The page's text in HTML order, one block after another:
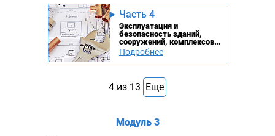
Часть 4
Эксплуатация и
безопасность зданий,
сооружений, комплексов и
территорий
Подробнее
4 из 13 Еще
Модуль 3